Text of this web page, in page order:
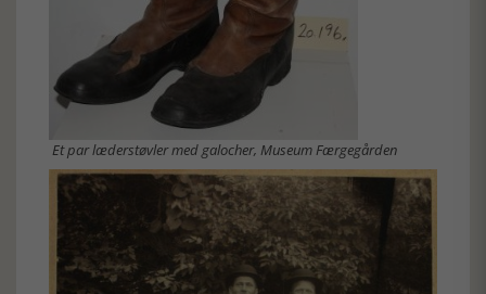
Et par læderstøvler med galocher, Museum Færgegården